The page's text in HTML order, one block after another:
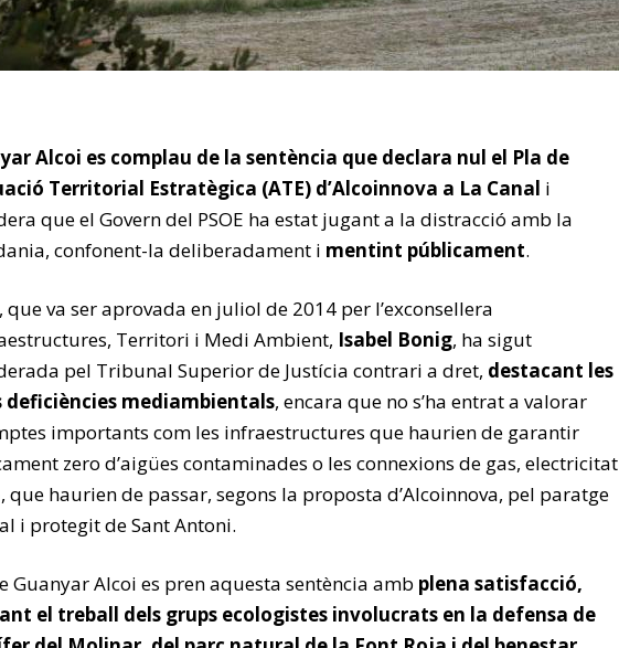
Alcoi es complau de la sentència que declara nul el Pla de
Territorial Estratègica (ATE) d’Alcoinnova a La Canal i
que el Govern del PSOE ha estat jugant a la distracció amb la
confonent-la deliberadament i mentint públicament.
que va ser aprovada en juliol de 2014 per l’exconsellera
Territori i Medi Ambient, Isabel Bonig, ha sigut
pel Tribunal Superior de Justícia contrari a dret, destacant les
deficiències mediambientals, encara que no s’ha entrat a valorar
importants com les infraestructures que haurien de garantir
zero d’aigües contaminades o les connexions de gas,
que haurien de passar, segons la proposta d’Alcoinnova, pel paratge
i protegit de Sant Antoni.
Guanyar Alcoi es pren aquesta sentència amb plena satisfacció,
el treball dels grups ecologistes involucrats en la defensa de